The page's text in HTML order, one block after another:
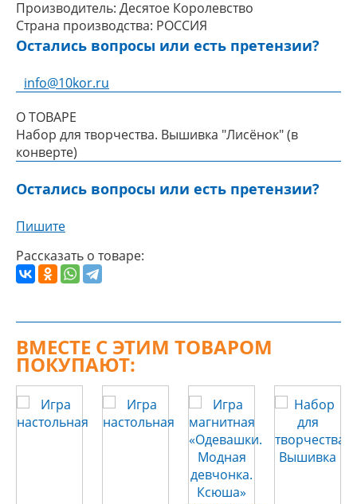
Производитель: Десятое Королевство
Страна производства: РОССИЯ
Остались вопросы или есть претензии?
info@10kor.ru
О ТОВАРЕ
Набор для творчества. Вышивка "Лисёнок" (в
конверте)
Остались вопросы или есть претензии?
Пишите
Рассказать о товаре:
ВМЕСТЕ С ЭТИМ ТОВАРОМ
ПОКУПАЮТ: